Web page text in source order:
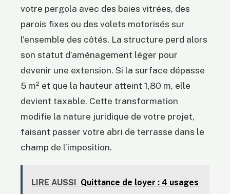
votre pergola avec des baies vitrées, des
parois fixes ou des volets motorisés sur
l’ensemble des côtés. La structure perd alors
son statut d’aménagement léger pour
devenir une extension. Si la surface dépasse
5 m² et que la hauteur atteint 1,80 m, elle
devient taxable. Cette transformation
modifie la nature juridique de votre projet,
faisant passer votre abri de terrasse dans le
champ de l’imposition.
LIRE AUSSI Quittance de loyer : 4 usages